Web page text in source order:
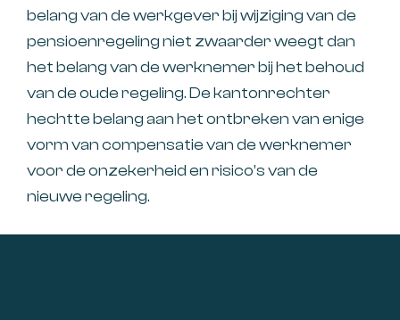
belang van de werkgever bij wijziging van de
pensioenregeling niet zwaarder weegt dan
het belang van de werknemer bij het behoud
van de oude regeling. De kantonrechter
hechtte belang aan het ontbreken van enige
vorm van compensatie van de werknemer
voor de onzekerheid en risico’s van de
nieuwe regeling.